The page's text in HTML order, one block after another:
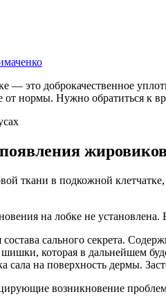
— это доброкачественное
от нормы. Нужно обратиться к
ткани в подкожной
на лобке не
сального секрета.
которая в дальнейшем
сала на поверхность дермы.
возникновение